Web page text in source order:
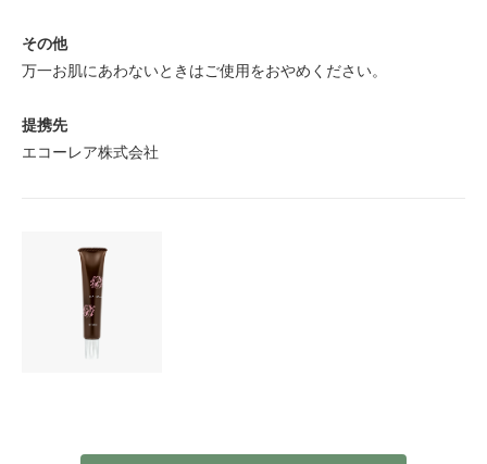
その他
万一お肌にあわないときはご使用をおやめください。
提携先
エコーレア株式会社